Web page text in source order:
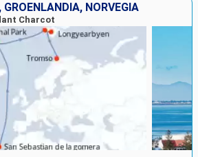
NORVEGIA
Charcot